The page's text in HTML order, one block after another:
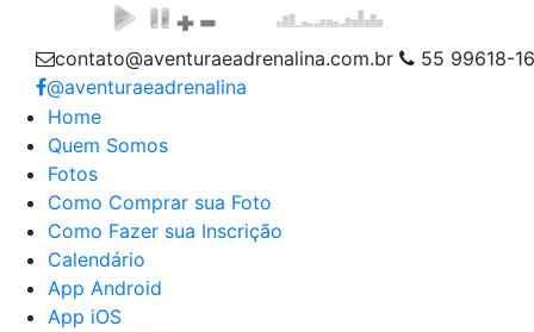
contato@aventuraeadrenalina.com.br
55 99618-
@aventuraeadrenalina
Home
Quem Somos
Fotos
Como Comprar sua Foto
Como Fazer sua Inscrição
Calendário
App Android
App iOS